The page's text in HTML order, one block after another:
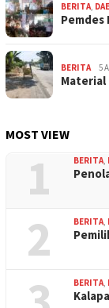
BERITA,
BERITA 5
Material
MOST VIEW
1 BERITA,
2 BERITA,
BERITA,